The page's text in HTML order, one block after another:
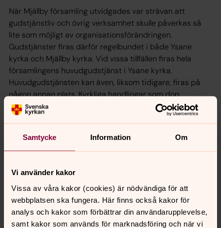
Samtycke Information Om
Vi använder kakor
Vissa av våra kakor (cookies) är nödvändiga för att
webbplatsen ska fungera. Här finns också kakor för
analys och kakor som förbättrar din användarupplevelse,
samt kakor som används för marknadsföring och när vi
När Mjällby församling utvidgades var strävan att
gudstjänstliv och övrig verksamhet skulle påverkas så
lite som möjligt av organisationsförändringen.
Gudstjänster firas därför regelbundet i både Ysane
kyrka och Mjällby kyrka. Vid vissa tillfällen firas hela
församlingens huvudgudstjänst i Ysane kyrka.
Huvudgudstjänsten kan även, liksom tidigare, firas på
någon annan plats. Kyrkliga handlingar som dop,
konfirmation, vigsel och begravning kan ske i båda
kyrkorna enligt önskemål.
Mer information
Fortlöpande information om församlingens verksamhet
till samtliga hushåll.
Frågor besvaras på pastors- och
kyrkogårdsexpeditionen, Kyrkvägen 4, tel. 0456-
500 21, e-post:
mjallby.forsamling@svenskakyrkan.se